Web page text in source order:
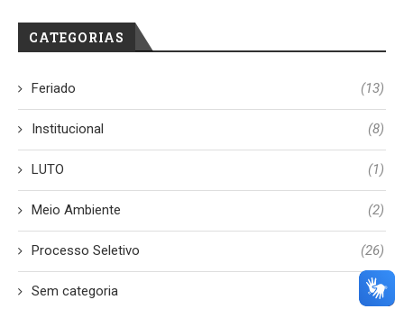
CATEGORIAS
Feriado (13)
Institucional (8)
LUTO (1)
Meio Ambiente (2)
Processo Seletivo (26)
Sem categoria (12)